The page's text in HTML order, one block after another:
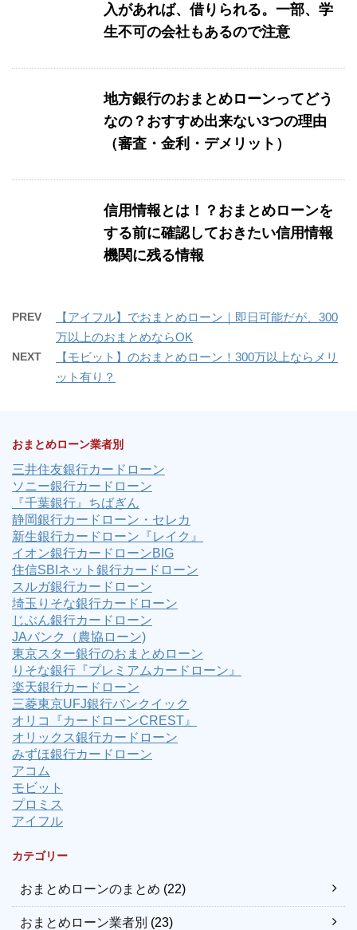
入があれば、借りられる。一部、学
生不可の会社もあるので注意
地方銀行のおまとめローンってどう
なの？おすすめ出来ない3つの理由
（審査・金利・デメリット）
信用情報とは！？おまとめローンを
する前に確認しておきたい信用情報
機関に残る情報
PREV
【アイフル】でおまとめローン｜即日可能だが、300
万以上のおまとめならOK
NEXT
【モビット】のおまとめローン！300万以上ならメリ
ット有り？
おまとめローン業者別
三井住友銀行カードローン
ソニー銀行カードローン
『千葉銀行』ちばぎん
静岡銀行カードローン・セレカ
新生銀行カードローン『レイク』
イオン銀行カードローンBIG
住信SBIネット銀行カードローン
スルガ銀行カードローン
埼玉りそな銀行カードローン
じぶん銀行カードローン
JAバンク（農協ローン)
東京スター銀行のおまとめローン
りそな銀行『プレミアムカードローン』
楽天銀行カードローン
三菱東京UFJ銀行バンクイック
オリコ『カードローンCREST』
オリックス銀行カードローン
みずほ銀行カードローン
アコム
モビット
プロミス
アイフル
カテゴリー
おまとめローンのまとめ (22)
おまとめローン業者別 (23)